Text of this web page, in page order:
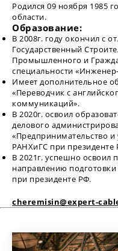
Родился 09 ноября 1985
области.
Образование:
В 2008г. году окончил с
Государственный
Промышленного и
специальности
Имеет дополнительное
«Переводчик с
коммуникаций».
В 2020г. освоил
делового
«Предпринимательство
РАНХиГС при президенте
В 2021г. успешно освоил
направлению
при президенте РФ.
cheremisin@expert-